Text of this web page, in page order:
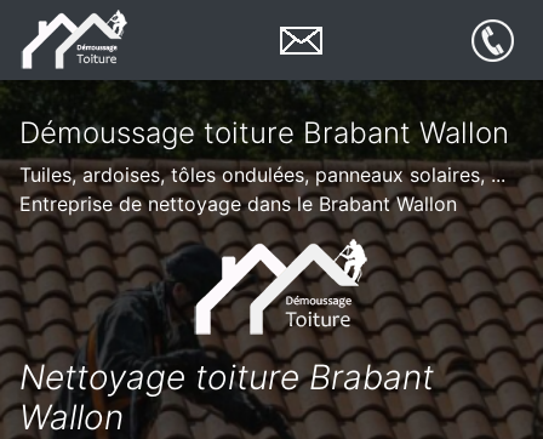
Démoussage toiture Brabant Wallon
Tuiles, ardoises, tôles ondulées, panneaux solaires, ...
Entreprise de nettoyage dans le Brabant Wallon
Nettoyage toiture Brabant
Wallon